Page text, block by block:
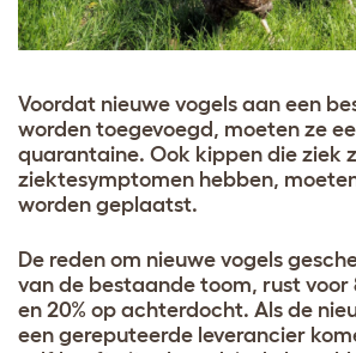
Voordat nieuwe vogels aan een
worden toegevoegd, moeten ze
quarantaine. Ook kippen die ziek
ziektesymptomen hebben,
worden geplaatst.
De reden om nieuwe vogels
van de bestaande toom, rust voor
en 20% op achterdocht. Als de
een gereputeerde leverancier